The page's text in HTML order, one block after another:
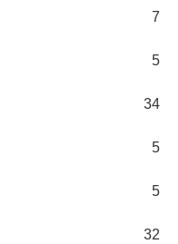
7
5
34
5
5
32